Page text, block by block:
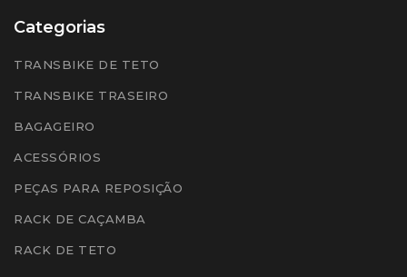
Categorias
TRANSBIKE DE TETO
TRANSBIKE TRASEIRO
BAGAGEIRO
ACESSÓRIOS
PEÇAS PARA REPOSIÇÃO
RACK DE CAÇAMBA
RACK DE TETO